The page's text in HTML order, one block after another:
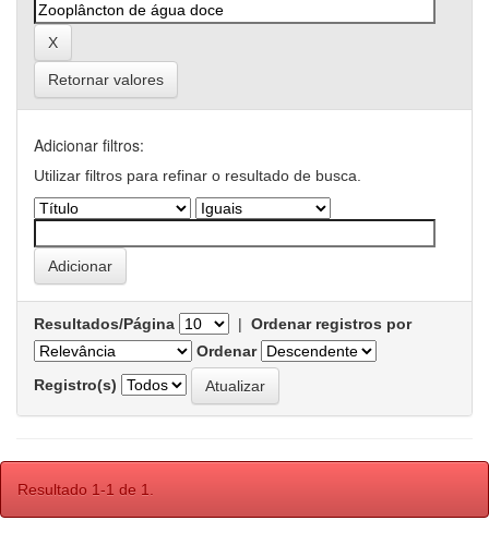
Retornar valores
Adicionar filtros:
Utilizar filtros para refinar o resultado de busca.
Resultados/Página | Ordenar registros por
Ordenar
Registro(s)
Resultado 1-1 de 1.